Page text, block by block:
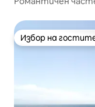
Избор на
Избор на